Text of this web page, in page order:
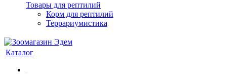
Товары для рептилий
Корм для рептилий
Террариумистика
Каталог